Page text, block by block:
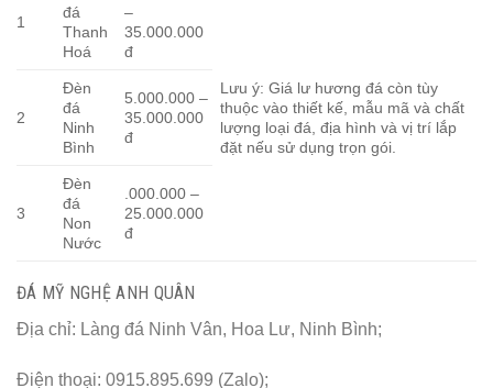
1
đá
Thanh
Hoá
–
35.000.000
đ
Lưu ý: Giá lư hương đá còn tùy
thuộc vào thiết kế, mẫu mã và chất
lượng loại đá, địa hình và vị trí lắp
đặt nếu sử dụng trọn gói.
2
Đèn
đá
Ninh
Bình
5.000.000 –
35.000.000
đ
3
Đèn
đá
Non
Nước
.000.000 –
25.000.000
đ
ĐÁ MỸ NGHỆ ANH QUÂN
Địa chỉ: Làng đá Ninh Vân, Hoa Lư, Ninh Bình;
Điện thoại: 0915.895.699 (Zalo);